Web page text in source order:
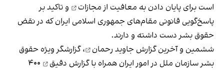
است برای پایان‌ دادن به معافیت از مجازات
و تاکید بر
پاسخ‌گویی قانونی مقام‌های جمهوری اسلامی ایران که در نقض
حقوق بشر دست داشته و دارند.
ششمین و آخرینگزارش جاوید رحمان
، گزارشگر ویژه حقوق
بشر سازمان ملل در امور ایران همراه باگزارش دقیق
۴۰۰